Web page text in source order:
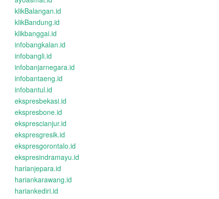
klikBalangan.id
klikBandung.id
klikbanggai.id
infobangkalan.id
infobangli.id
infobanjarnegara.id
infobantaeng.id
infobantul.id
ekspresbekasi.id
ekspresbone.id
eksprescianjur.id
ekspresgresik.id
ekspresgorontalo.id
ekspresindramayu.id
harianjepara.id
hariankarawang.id
hariankediri.id